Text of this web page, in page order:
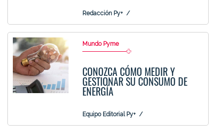
Redacción Py+
Mundo Pyme
CONOZCA CÓMO MEDIR Y
GESTIONAR SU CONSUMO DE
ENERGÍA
Equipo Editorial Py+